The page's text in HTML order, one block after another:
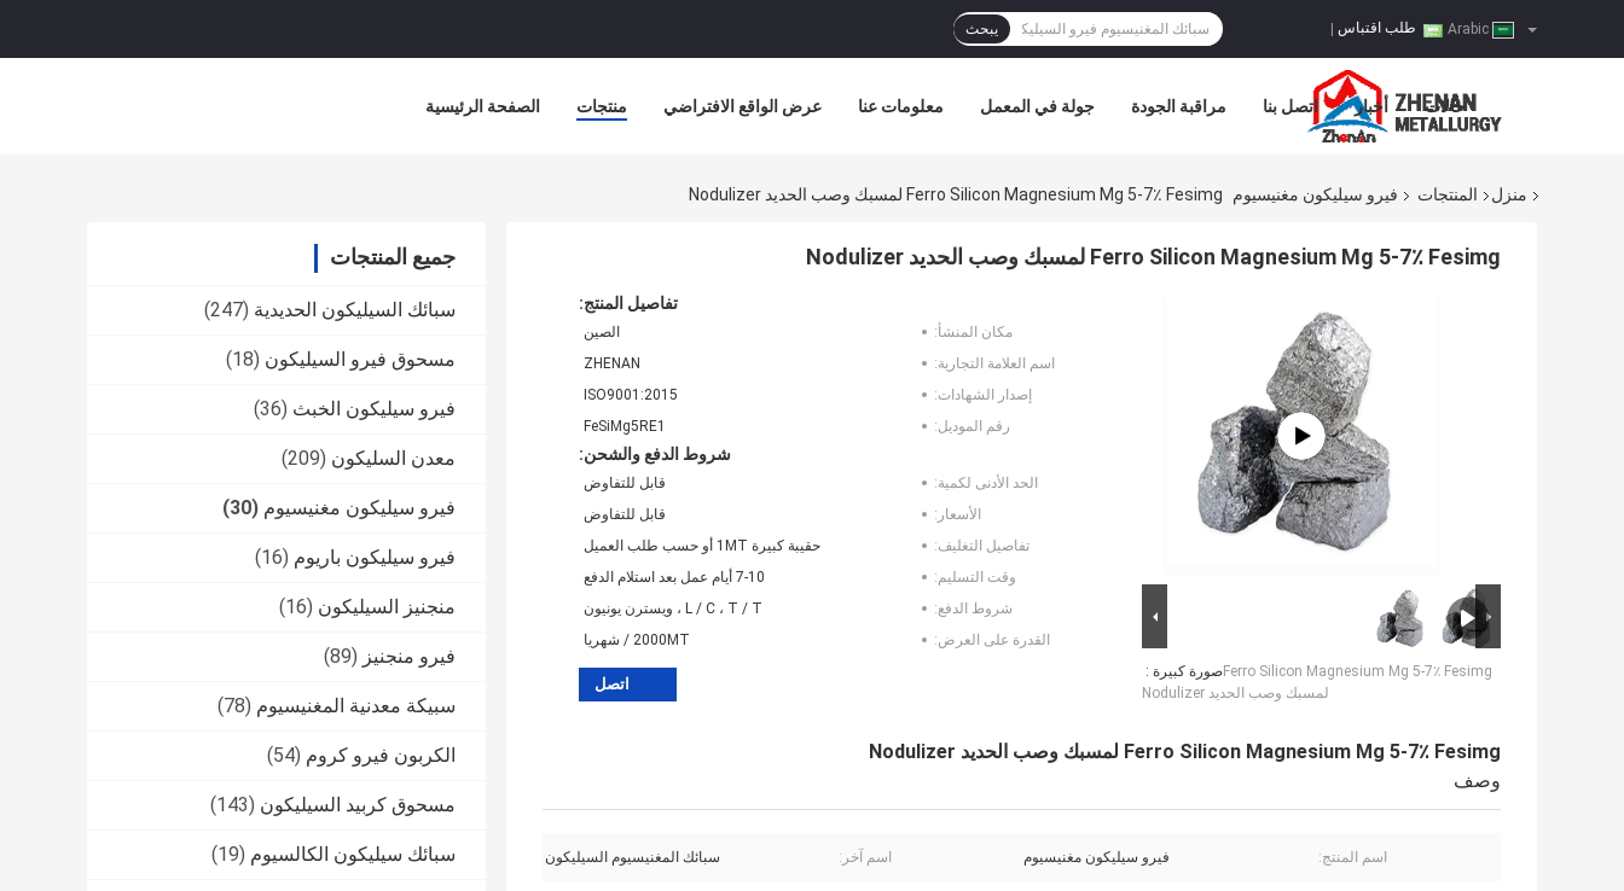
طلب اقتباس يبحث
الصفحة الرئيسية منتجات عرض الواقع الافتراضي معلومات عنا جولة في المعمل مراقبة الجودة اتصل بنا أخبار حالات
منزل المنتجات فيرو سيليكون مغنيسيوم Ferro Silicon Magnesium Mg 5-7٪ Fesimg لمسبك وصب الحديد Nodulizer
جميع المنتجات
سبائك السيليكون الحديدية (247)
مسحوق فيرو السيليكون (18)
فيرو سيليكون الخبث (36)
معدن السليكون (209)
فيرو سيليكون مغنيسيوم (30)
فيرو سيليكون باريوم (16)
منجنيز السيليكون (16)
فيرو منجنيز (89)
سبيكة معدنية المغنيسيوم (78)
الكربون فيرو كروم (54)
مسحوق كربيد السيليكون (143)
سبائك سيليكون الكالسيوم (19)
Ferro Silicon Magnesium Mg 5-7٪ Fesimg لمسبك وصب الحديد Nodulizer
صورة كبيرة :Ferro Silicon Magnesium Mg 5-7٪ Fesimg
لمسبك وصب الحديد Nodulizer
تفاصيل المنتج:
مكان المنشأ:
الصين
اسم العلامة التجارية:
ZHENAN
إصدار الشهادات:
ISO9001:2015
رقم الموديل:
FeSiMg5RE1
شروط الدفع والشحن:
الحد الأدنى لكمية:
قابل للتفاوض
الأسعار:
قابل للتفاوض
تفاصيل التغليف:
حقيبة كبيرة 1MT أو حسب طلب العميل
وقت التسليم:
7-10 أيام عمل بعد استلام الدفع
شروط الدفع:
L / C ، T / T ، ويسترن يونيون
القدرة على العرض:
2000MT / شهريا
اتصل
Ferro Silicon Magnesium Mg 5-7٪ Fesimg لمسبك وصب الحديد Nodulizer
وصف
اسم المنتج: فيرو سيليكون مغنيسيوم اسم آخر: سبائك المغنيسيوم السيليكون